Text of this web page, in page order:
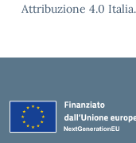
Attribuzione 4.0 Italia.